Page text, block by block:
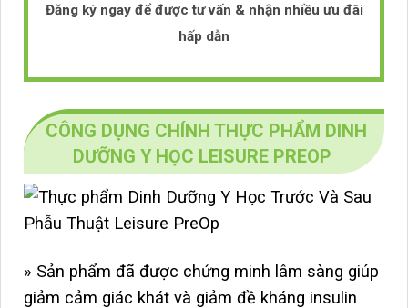
Đăng ký ngay để được tư vấn & nhận nhiều ưu đãi
hấp dẫn
CÔNG DỤNG CHÍNH THỰC PHẨM DINH
DƯỠNG Y HỌC LEISURE PREOP
» Sản phẩm đã được chứng minh lâm sàng giúp
giảm cảm giác khát và giảm đề kháng insulin